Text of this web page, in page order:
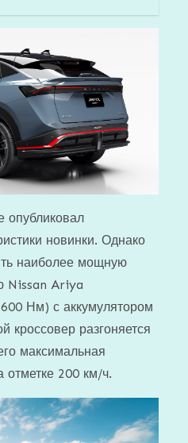
опубликовал
новинки. Однако
наиболее мощную
Nissan Ariya
Нм) с аккумулятором
кроссовер разгоняется
максимальная
отметке 200 км/ч.